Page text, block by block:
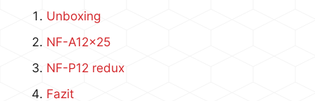
Unboxing
NF-A12x25
NF-P12 redux
Fazit